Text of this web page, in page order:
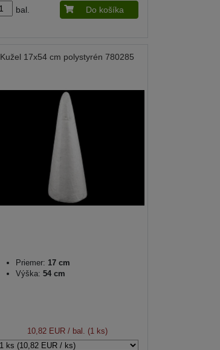
bal. Do košíka
Kužel 17x54 cm polystyrén 780285
Priemer: 17 cm
Výška: 54 cm
10,82 EUR/ bal. (1 ks)